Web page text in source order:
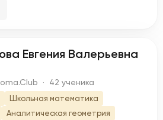
Евгения Валерьевна
· 42 ученика
Школьная математика
Аналитическая геометрия